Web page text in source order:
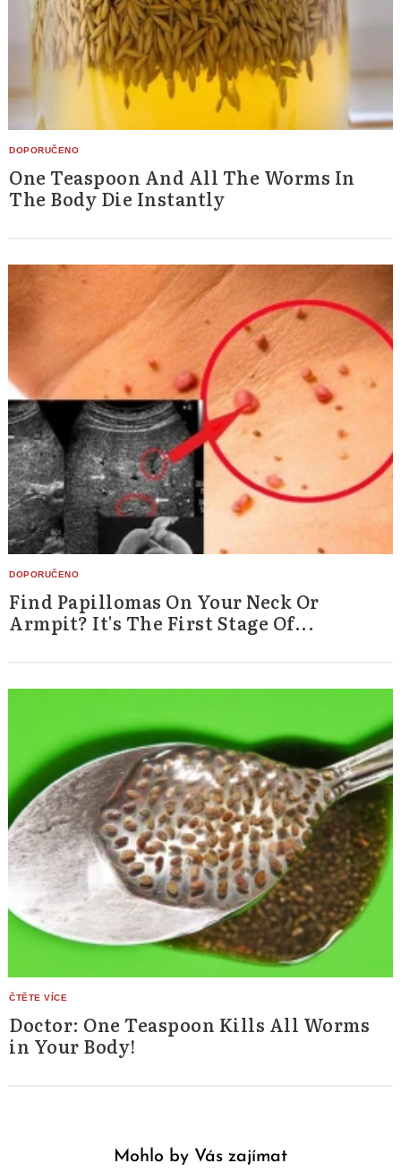
One Teaspoon And All The Worms In
The Body Die Instantly
Find Papillomas On Your Neck Or
Armpit? It's The First Stage Of...
Doctor: One Teaspoon Kills All Worms
in Your Body!
Mohlo by Vás zajímat